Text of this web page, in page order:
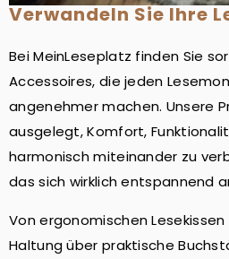
Verwandeln Sie Ihre
Bei MeinLeseplatz finden Sie
Accessoires, die jeden
angenehmer machen. Unsere
ausgelegt, Komfort,
harmonisch miteinander zu
das sich wirklich entspannend
Von ergonomischen
Haltung über praktische